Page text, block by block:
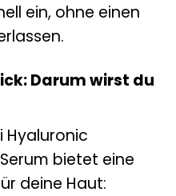
ein, ohne einen
Darum wirst du
Hyaluronic
bietet eine
deine Haut: